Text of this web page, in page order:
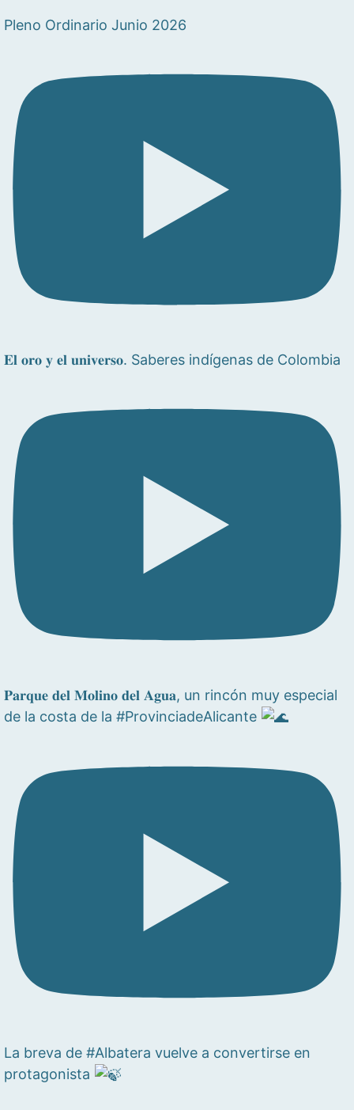
Pleno Ordinario Junio 2026
𝐄𝐥 𝐨𝐫𝐨 𝐲 𝐞𝐥 𝐮𝐧𝐢𝐯𝐞𝐫𝐬𝐨. Saberes indígenas de Colombia
𝐏𝐚𝐫𝐪𝐮𝐞 𝐝𝐞𝐥 𝐌𝐨𝐥𝐢𝐧𝐨 𝐝𝐞𝐥 𝐀𝐠𝐮𝐚, un rincón muy especial
de la costa de la #ProvinciadeAlicante
La breva de #Albatera vuelve a convertirse en
protagonista